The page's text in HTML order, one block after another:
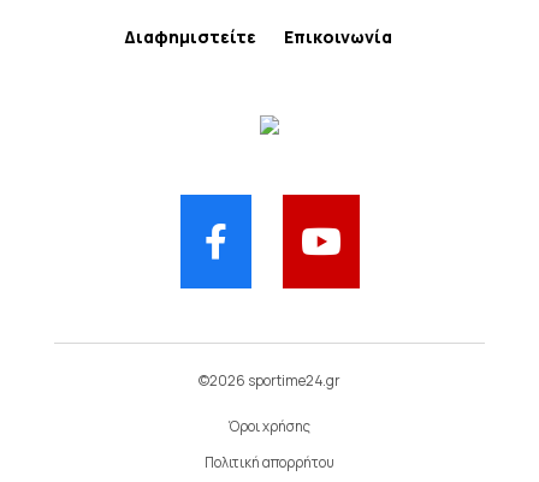
Διαφημιστείτε Επικοινωνία
©2026 sportime24.gr
Όροι χρήσης
Πολιτική απορρήτου